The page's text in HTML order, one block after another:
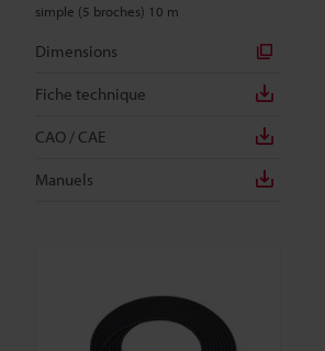
simple (5 broches) 10 m
Dimensions
Fiche technique
CAO / CAE
Manuels